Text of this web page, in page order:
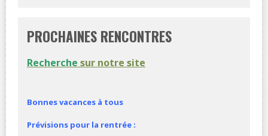
PROCHAINES RENCONTRES
Recherche sur notre site
Bonnes vacances à tous
Prévisions pour la rentrée :